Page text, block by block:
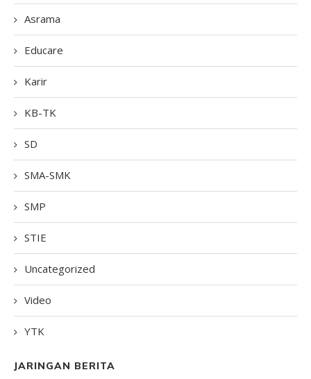
Asrama
Educare
Karir
KB-TK
SD
SMA-SMK
SMP
STIE
Uncategorized
Video
YTK
JARINGAN BERITA